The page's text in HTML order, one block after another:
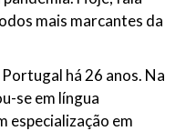
mais marcantes da
há 26 anos. Na
se em língua
especialização em